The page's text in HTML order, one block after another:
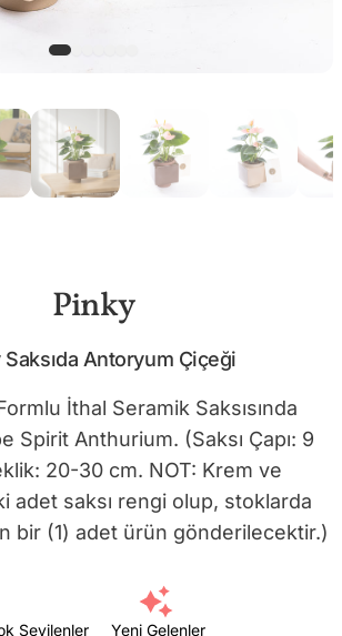
Pinky
Saksıda Antoryum Çiçeği
İthal Seramik Saksısında
Spirit Anthurium. (Saksı Çapı: 9
20-30 cm. NOT: Krem ve
adet saksı rengi olup, stoklarda
bir (1) adet ürün gönderilecektir.)
Sevilenler Yeni Gelenler